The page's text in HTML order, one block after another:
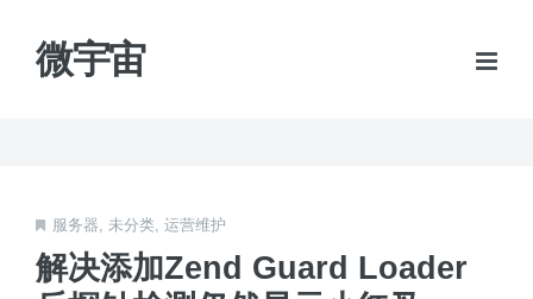
微宇宙
服务器, 未分类, 运营维护
解决添加Zend Guard Loader